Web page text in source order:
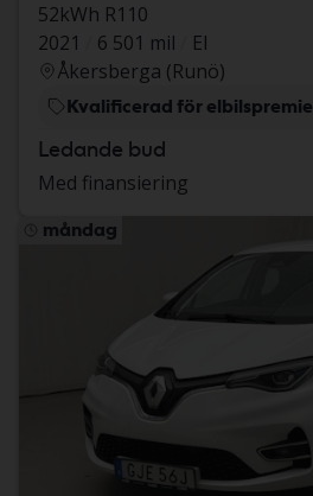
52kWh R110
2021
6 501 mil
El
Åkersberga (Runö)
Kvalificerad för elbilspremie
Ledande bud
Med finansiering
måndag